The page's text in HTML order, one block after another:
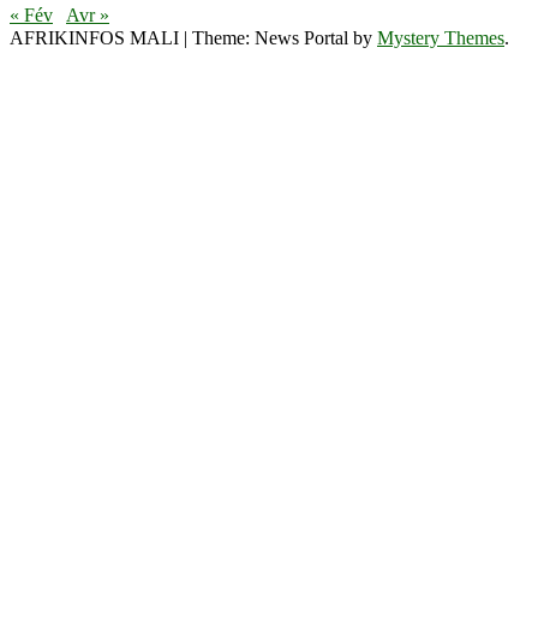
« Fév
Avr »
AFRIKINFOS MALI | Theme: News Portal by Mystery Themes.